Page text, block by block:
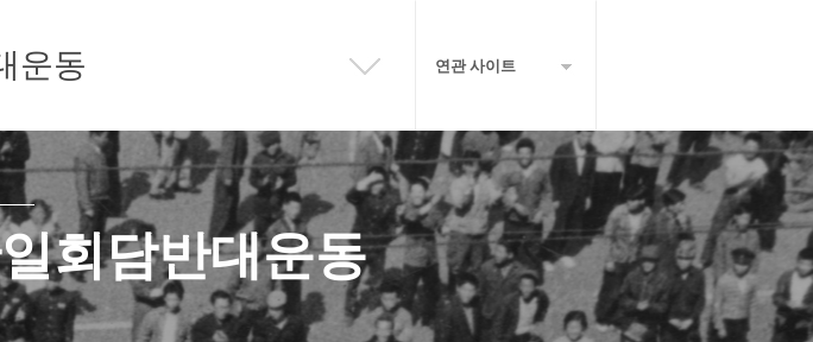
운동 연관 사이트
회담반대운동